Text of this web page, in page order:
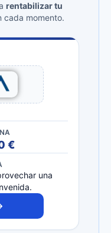
rentabilizar tu
cada momento.
€
una